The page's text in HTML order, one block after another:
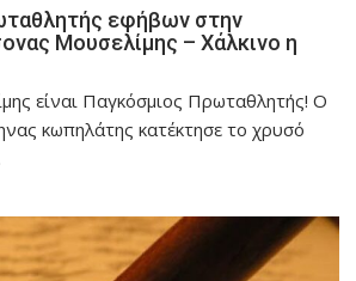
εφήβων στην
Μουσελίμης – Χάλκινο η
είναι Παγκόσμιος Πρωταθλητής! Ο
κωπηλάτης κατέκτησε το χρυσό